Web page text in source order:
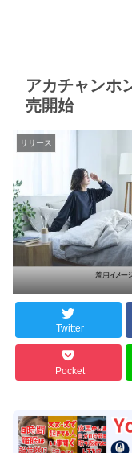
アカチャンホ
売開始
リリース
Twitter
Pocket